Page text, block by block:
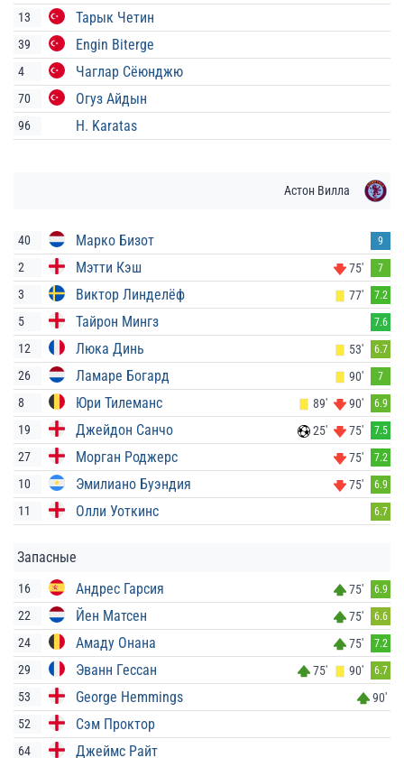
13 Тарык Четин
39 Engin Biterge
4 Чаглар Сёюнджю
70 Огуз Айдын
96 H. Karatas
Астон Вилла
40 Марко Бизот 9
2 Мэтти Кэш 75' 7
3 Виктор Линделёф 77' 7.2
5 Тайрон Мингз 7.6
12 Люка Динь 53' 6.7
26 Ламаре Богард 90' 7
8 Юри Тилеманс 89' 90' 6.9
19 Джейдон Санчо 25' 75' 7.5
27 Морган Роджерс 75' 7.2
10 Эмилиано Буэндия 75' 6.9
11 Олли Уоткинс 6.7
Запасные
16 Андрес Гарсия 75' 6.9
22 Йен Матсен 75' 6.6
24 Амаду Онана 75' 7.2
29 Эванн Гессан 75' 90' 6.7
53 George Hemmings
90'
52
Сэм Проктор
64 Джеймс Райт